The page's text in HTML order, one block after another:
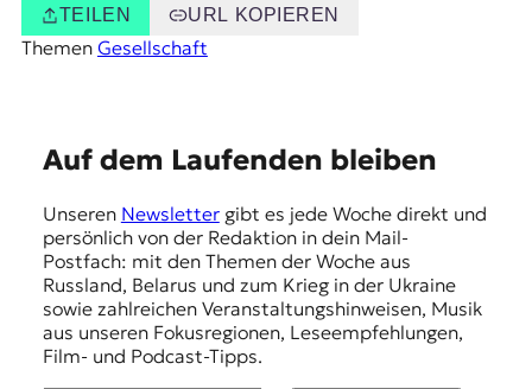
TEILEN URL KOPIEREN
Themen Gesellschaft
Auf dem Laufenden bleiben
Unseren Newslettergibt es jede Woche direkt und
persönlich von der Redaktion in dein Mail-
Postfach: mit den Themen der Woche aus
Russland, Belarus und zum Krieg in der Ukraine
sowie zahlreichen Veranstaltungshinweisen, Musik
aus unseren Fokusregionen, Leseempfehlungen,
Film- und Podcast-Tipps.